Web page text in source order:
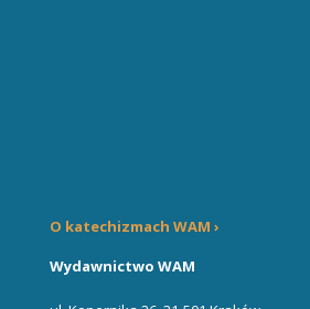
O katechizmach WAM ›
Wydawnictwo WAM